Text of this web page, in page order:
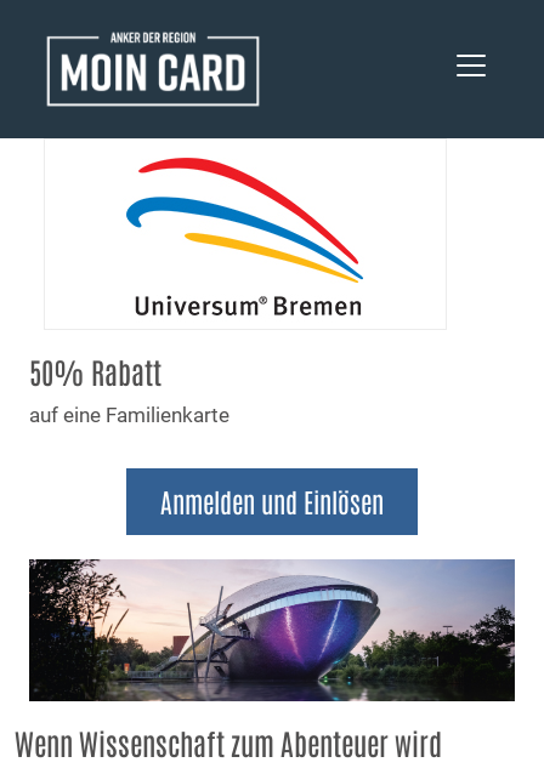
50% Rabatt
auf eine Familienkarte
Anmelden und Einlösen
Wenn Wissenschaft zum Abenteuer wird